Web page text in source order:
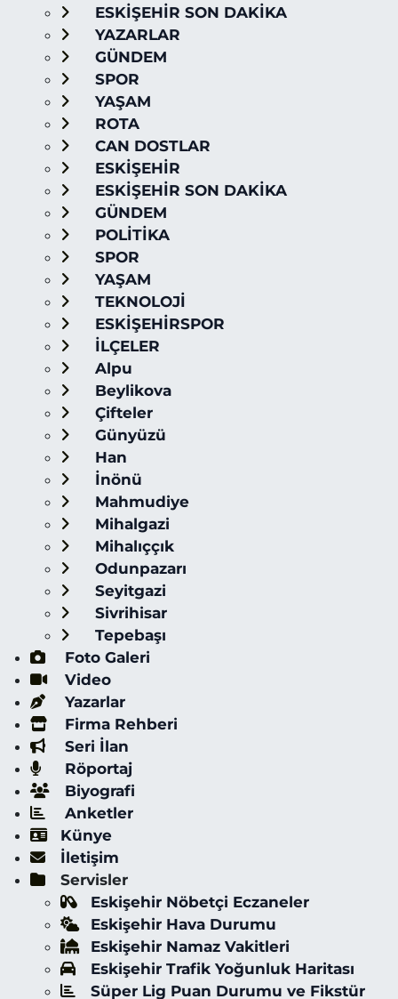
ESKİŞEHİR SON DAKİKA
YAZARLAR
GÜNDEM
SPOR
YAŞAM
ROTA
CAN DOSTLAR
ESKİŞEHİR
ESKİŞEHİR SON DAKİKA
GÜNDEM
POLİTİKA
SPOR
YAŞAM
TEKNOLOJİ
ESKİŞEHİRSPOR
İLÇELER
Alpu
Beylikova
Çifteler
Günyüzü
Han
İnönü
Mahmudiye
Mihalgazi
Mihalıççık
Odunpazarı
Seyitgazi
Sivrihisar
Tepebaşı
Foto Galeri
Video
Yazarlar
Firma Rehberi
Seri İlan
Röportaj
Biyografi
Anketler
Künye
İletişim
Servisler
Eskişehir Nöbetçi Eczaneler
Eskişehir Hava Durumu
Eskişehir Namaz Vakitleri
Eskişehir Trafik Yoğunluk Haritası
Süper Lig Puan Durumu ve Fikstür